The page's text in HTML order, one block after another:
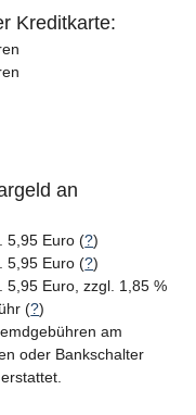
Kreditkarte:
an
5,95 Euro (?)
5,95 Euro (?)
5,95 Euro, zzgl. 1,85 %
(?)
am
oder Bankschalter